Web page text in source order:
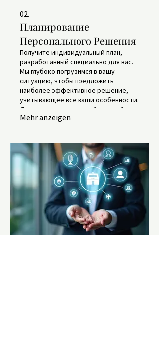
02.
Планирование
Персонального Решения
Получите индивидуальный план,
разработанный специально для вас.
Мы глубоко погрузимся в вашу
ситуацию, чтобы предложить
наиболее эффективное решение,
учитывающее все ваши особенности.
Достигните своих целей с нашей
экспертной поддержкой.
Mehr anzeigen